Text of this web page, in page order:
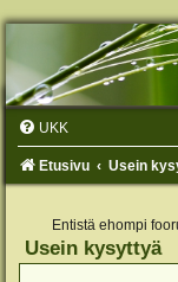
UKK
Etusivu Usein
Entistä ehompi
Usein kysyttyä